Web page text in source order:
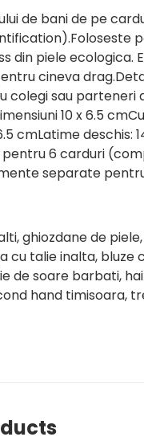
de bani de pe
din piele ecologica.
cineva
colegi sau parteneri
10 x 6.5
cmLatime deschis:
6 carduri
separate
ghiozdane de
cu talie inalta, bluze
de soare barbati,
hand timisoara,